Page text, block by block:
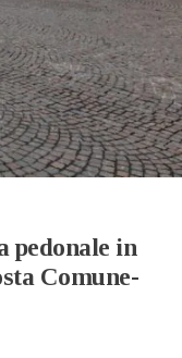
pedonale in
Comune-